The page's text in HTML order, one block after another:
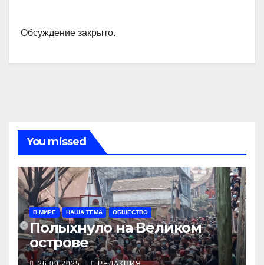
Обсуждение закрыто.
You missed
В МИРЕ НАША ТЕМА ОБЩЕСТВО
Полыхнуло на Великом
острове